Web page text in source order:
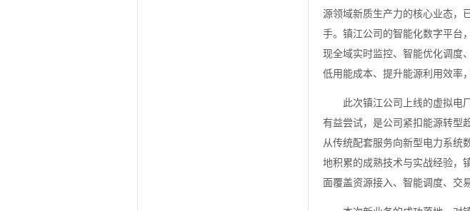
源领域新质生产力的核心业态，
手。镇江公司的智能化数字平台
现全域实时监控、智能优化调度
低用能成本、提升能源利用效率
此次镇江公司上线的虚拟电
有益尝试，是公司紧扣能源转型
从传统配套服务向新型电力系统
地积累的成熟技术与实战经验，
面覆盖资源接入、智能调度、交